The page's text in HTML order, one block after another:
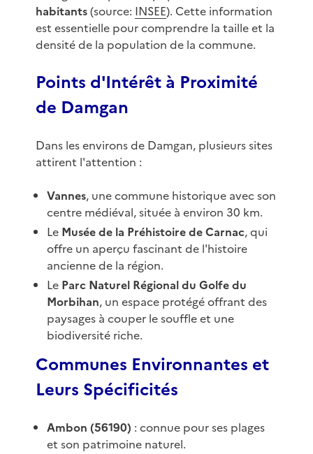
habitants(source: INSEE). Cette information
est essentielle pour comprendre la taille et la
densité de la population de la commune.
Points d'Intérêt à Proximité
de Damgan
Dans les environs de Damgan, plusieurs sites
attirent l'attention :
Vannes, une commune historique avec son
centre médiéval, située à environ 30 km.
Le Musée de la Préhistoire de Carnac, qui
offre un aperçu fascinant de l'histoire
ancienne de la région.
Le Parc Naturel Régional du Golfe du
Morbihan, un espace protégé offrant des
paysages à couper le souffle et une
biodiversité riche.
Communes Environnantes et
Leurs Spécificités
Ambon (56190) : connue pour ses plages
et son patrimoine naturel.